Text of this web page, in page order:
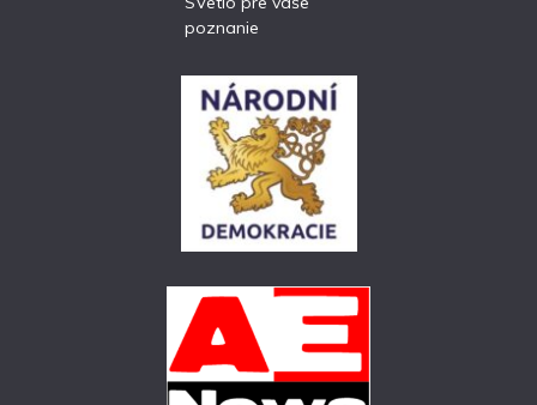
poznanie